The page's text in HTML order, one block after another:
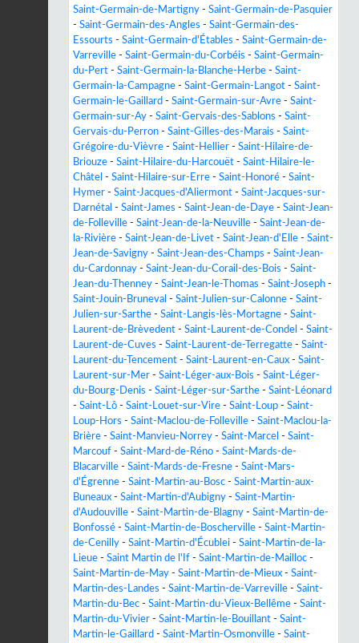
Saint-Germain-de-Martigny - Saint-Germain-de-Pasquier
- Saint-Germain-des-Angles - Saint-Germain-des-
Essourts - Saint-Germain-d'Étables - Saint-Germain-de-
Varreville - Saint-Germain-du-Corbéis - Saint-Germain-
du-Pert - Saint-Germain-la-Blanche-Herbe - Saint-
Germain-la-Campagne - Saint-Germain-Langot - Saint-
Germain-le-Gaillard - Saint-Germain-sur-Avre - Saint-
Germain-sur-Ay - Saint-Gervais-des-Sablons - Saint-
Gervais-du-Perron - Saint-Gilles-des-Marais - Saint-
Grégoire-du-Vièvre - Saint-Hellier - Saint-Hilaire-de-
Briouze - Saint-Hilaire-du-Harcouët - Saint-Hilaire-le-
Châtel - Saint-Hilaire-sur-Erre - Saint-Honoré - Saint-
Hymer - Saint-Jacques-d'Aliermont - Saint-Jacques-sur-
Darnétal - Saint-James - Saint-Jean-de-Daye - Saint-Jean-
de-Folleville - Saint-Jean-de-la-Neuville - Saint-Jean-de-
la-Rivière - Saint-Jean-de-Livet - Saint-Jean-d'Elle - Saint-
Jean-de-Savigny - Saint-Jean-des-Champs - Saint-Jean-
du-Cardonnay - Saint-Jean-du-Corail-des-Bois - Saint-
Jean-du-Thenney - Saint-Jean-le-Thomas - Saint-Joseph -
Saint-Jouin-Bruneval - Saint-Julien-sur-Calonne - Saint-
Julien-sur-Sarthe - Saint-Langis-lès-Mortagne - Saint-
Laurent-de-Brèvedent - Saint-Laurent-de-Condel - Saint-
Laurent-de-Cuves - Saint-Laurent-de-Terregatte - Saint-
Laurent-du-Tencement - Saint-Laurent-en-Caux - Saint-
Laurent-sur-Mer - Saint-Léger-aux-Bois - Saint-Léger-
du-Bourg-Denis - Saint-Léger-sur-Sarthe - Saint-Léonard
- Saint-Lô - Saint-Louet-sur-Vire - Saint-Loup - Saint-
Loup-Hors - Saint-Maclou-de-Folleville - Saint-Maclou-la-
Brière - Saint-Manvieu-Norrey - Saint-Marcel - Saint-
Marcouf - Saint-Mard-de-Réno - Saint-Mards-de-
Blacarville - Saint-Mards-de-Fresne - Saint-Mars-
d'Égrenne - Saint-Martin-au-Bosc - Saint-Martin-aux-
Buneaux - Saint-Martin-d'Aubigny - Saint-Martin-
d'Audouville - Saint-Martin-de-Blagny - Saint-Martin-de-
Bonfossé - Saint-Martin-de-Boscherville - Saint-Martin-
de-Cenilly - Saint-Martin-d'Écublei - Saint-Martin-de-la-
Lieue - Saint Martin de l'If - Saint-Martin-de-Mailloc -
Saint-Martin-de-May - Saint-Martin-de-Mieux - Saint-
Martin-des-Landes - Saint-Martin-de-Varreville - Saint-
Martin-du-Bec - Saint-Martin-du-Vieux-Bellême - Saint-
Martin-du-Vivier - Saint-Martin-le-Bouillant - Saint-
Martin-le-Gaillard - Saint-Martin-Osmonville - Saint-